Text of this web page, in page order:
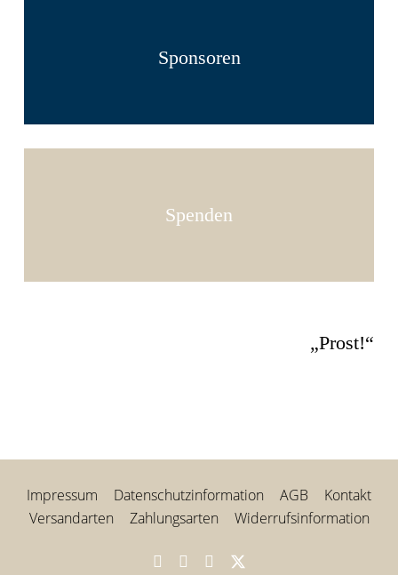
Sponsoren
Spenden
„Prost!“
Impressum Datenschutzinformation AGB
Kontakt
Versandarten
Zahlungsarten Widerrufsinformation